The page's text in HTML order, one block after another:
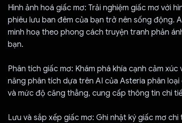
Hình ảnh hoá giấc mơ: Trải nghiệm giấc mơ với
phiêu lưu ban đêm của bạn trở nên sống động.
minh hoạ theo phong cách truyện tranh phản
bạn.
Phân tích giấc mơ: Khám phá khía cạnh cảm
năng phân tích dựa trên AI của Asteria phân
và mức độ căng thẳng, cung cấp thông tin chi
Lưu và sắp xếp giấc mơ: Ghi nhật ký giấc mơ